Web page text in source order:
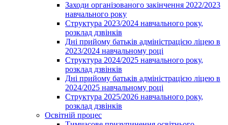
Заходи організованого закінчення 2022/2023
навчального року
Структура 2023/2024 навчального року,
розклад дзвінків
Дні прийому батьків адміністрацією ліцею в
2023/2024 навчальному році
Структура 2024/2025 навчального року,
розклад дзвінків
Дні прийому батьків адміністрацією ліцею в
2024/2025 навчальному році
Структура 2025/2026 навчального року,
розклад дзвінків
Освітній процес